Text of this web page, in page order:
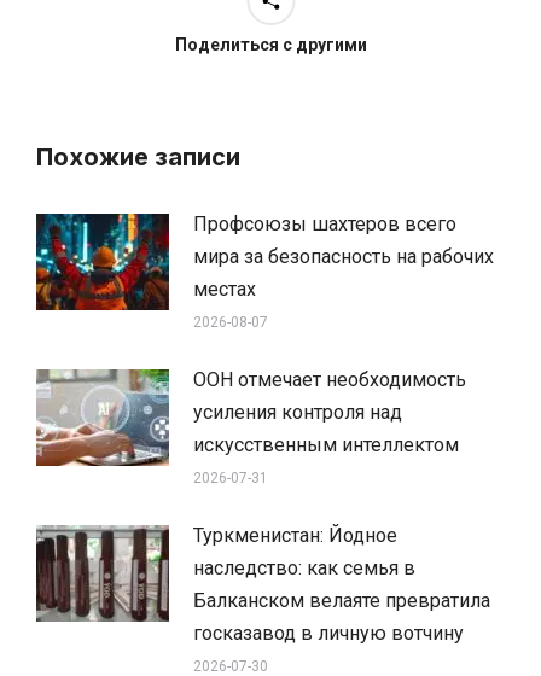
Поделиться с другими
Похожие записи
Профсоюзы шахтеров всего
мира за безопасность на рабочих
местах
2026-08-07
ООН отмечает необходимость
усиления контроля над
искусственным интеллектом
2026-07-31
Туркменистан: Йодное
наследство: как семья в
Балканском велаяте превратила
госказавод в личную вотчину
2026-07-30